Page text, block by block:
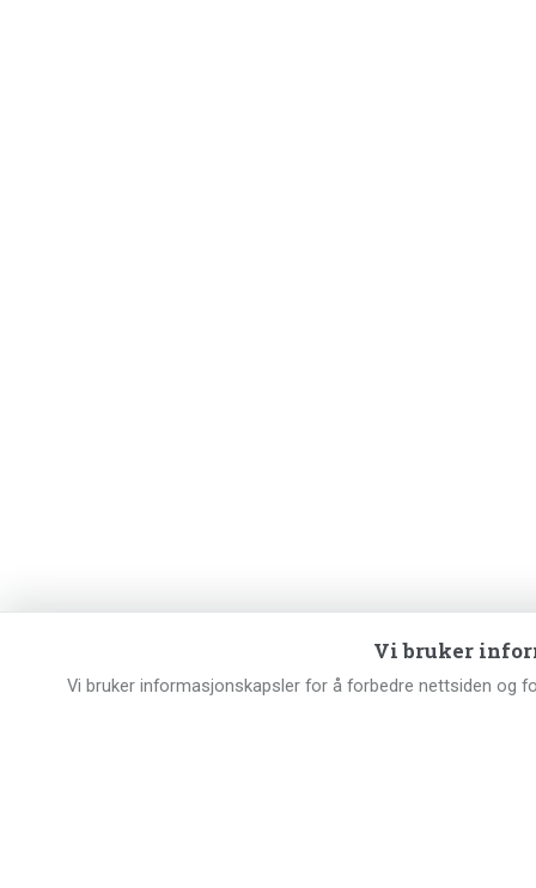
Vi bruker
Vi bruker informasjonskapsler for å forbedre nettsiden og